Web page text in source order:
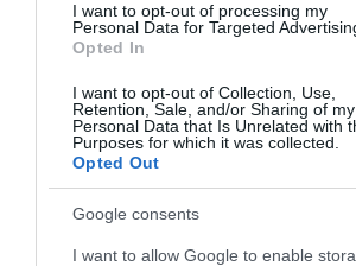
I want to opt-out of processing my
Personal Data for Targeted
Opted In
I want to opt-out of Collection, Use,
Retention, Sale, and/or Sharing of my
Personal Data that Is Unrelated with
Purposes for which it was collected.
Opted Out
Google consents
I want to allow Google to enable